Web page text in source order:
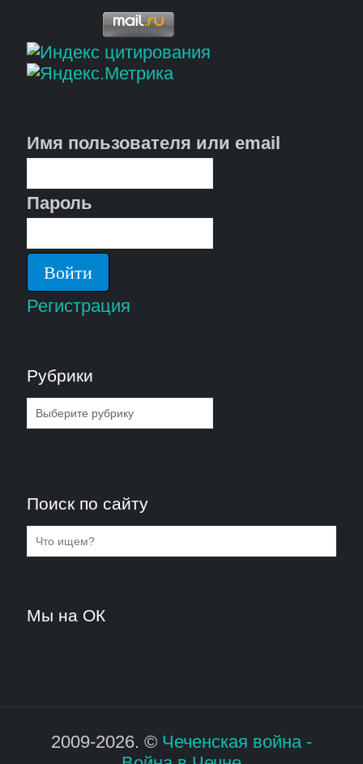
Имя пользователя или email
Пароль
Регистрация
Рубрики
Рубрики
Поиск по сайту
Мы на ОК
2009-2026. © Чеченская война -